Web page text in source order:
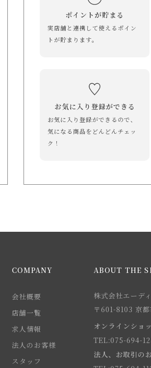
ポイントが貯まる
実店舗と連携して使えるポイン
トが貯まります。
お気に入り登録ができる
お気に入り登録ができるので、
気になる商品をどんどんチェッ
ク！
COMPANY
会社概要
店舗一覧
求人情報
法人のお客様
スタッフ
ABOUT THE
株式会社エーデ
〒601-8103 京
オンラインショ
TEL:075-694-
法人、お取引の